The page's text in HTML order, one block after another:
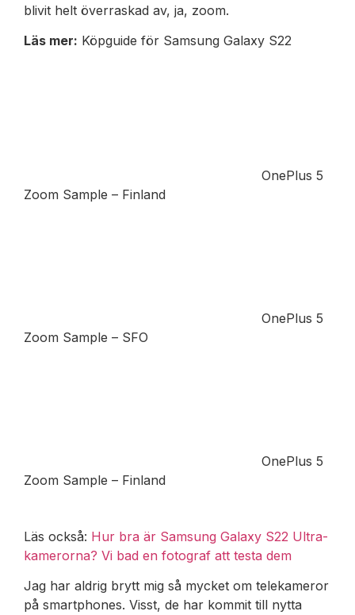
blivit helt överraskad av, ja, zoom.
Läs mer: Köpguide för Samsung Galaxy S22
OnePlus 5
Zoom Sample – Finland
OnePlus 5
Zoom Sample – SFO
OnePlus 5
Zoom Sample – Finland
Läs också: Hur bra är Samsung Galaxy S22 Ultra-
kamerorna? Vi bad en fotograf att testa dem
Jag har aldrig brytt mig så mycket om telekameror
på smartphones. Visst, de har kommit till nytta